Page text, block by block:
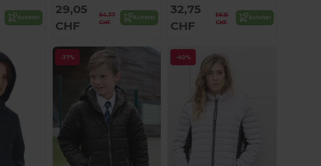
Acheter
29,05
CHF
94,77
CHF
Acheter
32,75
CHF
59,15
CHF
Acheter
-37% -40%